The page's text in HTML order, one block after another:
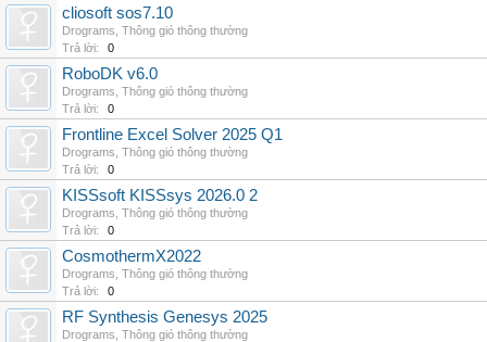
cliosoft sos7.10
Drograms Thông gió thông thường
Trả lời:
0
RoboDK v6.0
Drograms Thông gió thông thường
Trả lời:
0
Frontline Excel Solver 2025 Q1
Drograms Thông gió thông thường
Trả lời:
0
KISSsoft KISSsys 2026.0 2
Drograms Thông gió thông thường
Trả lời:
0
CosmothermX2022
Drograms Thông gió thông thường
Trả lời:
0
RF Synthesis Genesys 2025
Drograms Thông gió thông thường